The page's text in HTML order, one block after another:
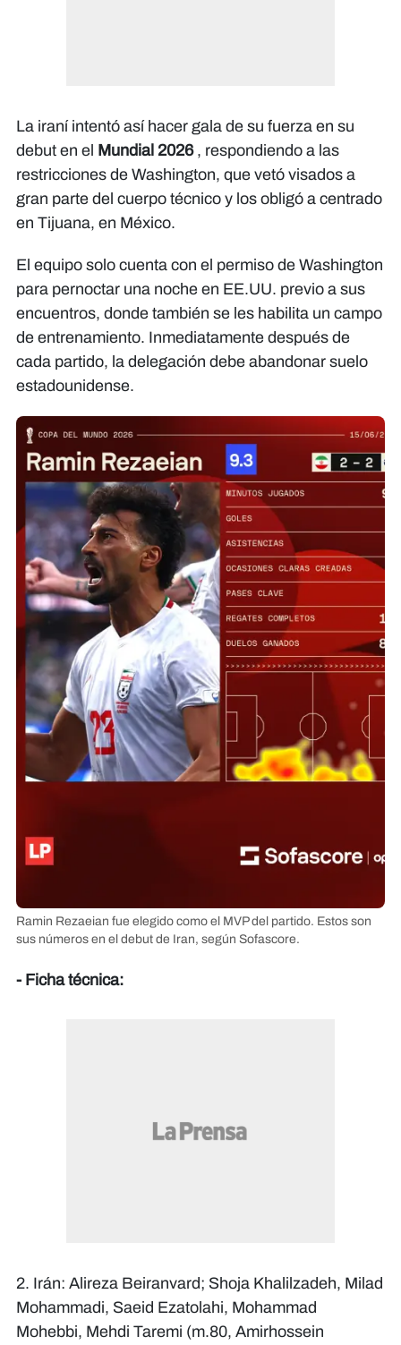
La iraní intentó así hacer gala de su fuerza en su
debut en el
Mundial 2026, respondiendo a las
restricciones de Washington, que vetó visados ​​a
gran parte del cuerpo técnico y los obligó a centrado
en Tijuana, en México.
El equipo solo cuenta con el permiso de Washington
para pernoctar una noche en EE.UU. previo a sus
encuentros, donde también se les habilita un campo
de entrenamiento. Inmediatamente después de
cada partido, la delegación debe abandonar suelo
estadounidense.
Ramin Rezaeian fue elegido como el MVP del partido. Estos son
sus números en el debut de Iran, según Sofascore.
- Ficha técnica:
2. Irán: Alireza Beiranvard; Shoja Khalilzadeh, Milad
Mohammadi, Saeid Ezatolahi, Mohammad
Mohebbi, Mehdi Taremi (m.80, Amirhossein